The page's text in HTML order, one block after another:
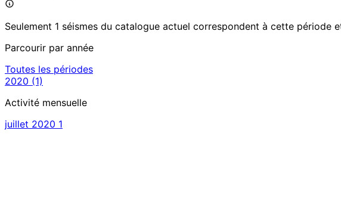
Seulement 1 séismes du catalogue actuel correspondent à cette période
Parcourir par année
Toutes les périodes
2020 (1)
Activité mensuelle
juillet 2020 1